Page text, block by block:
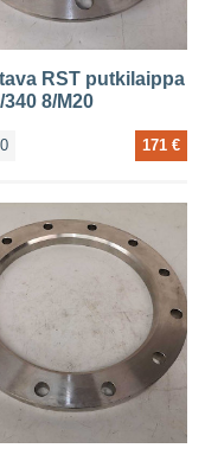
RST putkilaippa
8/M20
171 €